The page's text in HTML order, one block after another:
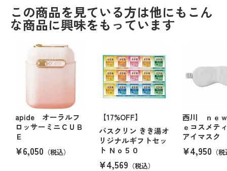
この商品を見ている方は他にもこん
な商品に興味をもっています
apide オーラルフ
ロッサーミニＣＵＢ
Ｅ
¥6,050 （税込）
【17%OFF】
バスクリン きき湯オ
リジナルギフトセッ
ト Ｎｏ５０
¥4,569 （税込）
西川 ｎｅ
ｅコスメテ
アイマスク
¥4,950 （